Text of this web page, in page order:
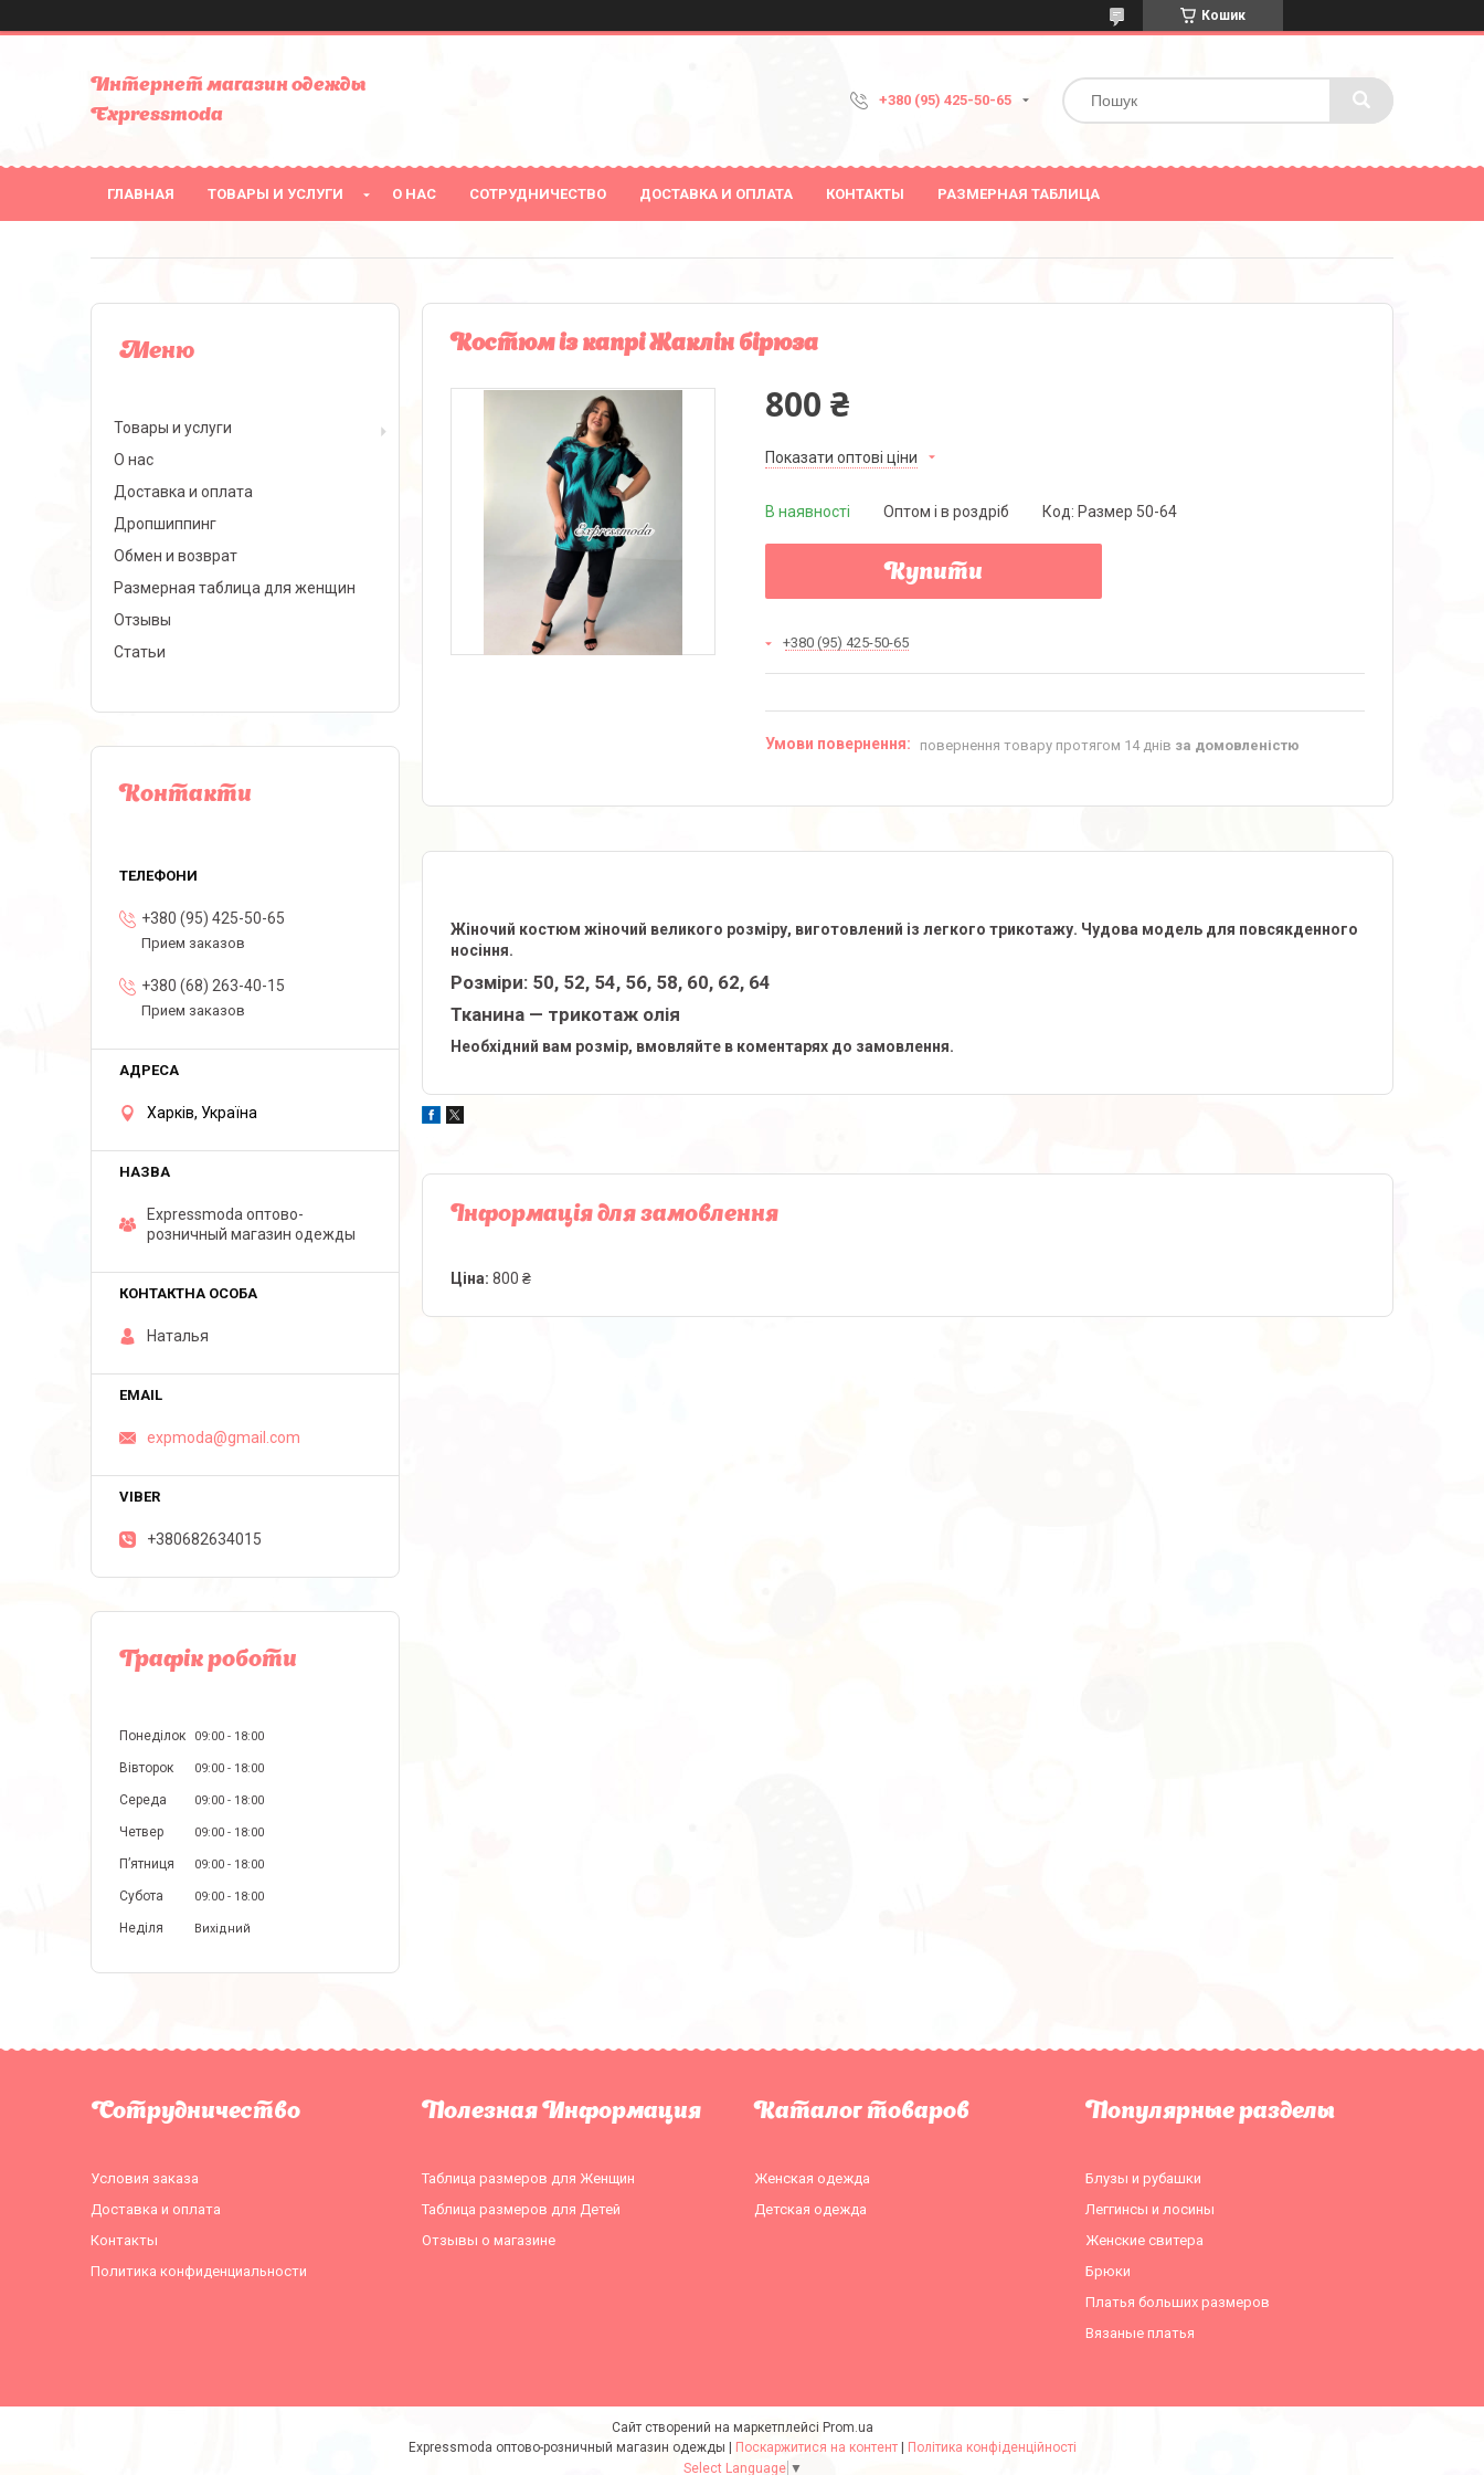
Кошик
Интернет магазин одежды
Expressmoda
+380 (95) 425-50-65
ГЛАВНАЯ ТОВАРЫ И УСЛУГИ О НАС СОТРУДНИЧЕСТВО ДОСТАВКА И ОПЛАТА КОНТАКТЫ РАЗМЕРНАЯ ТАБЛИЦА
Костюм із капрі Жаклін бірюза
800 ₴
Показати оптові ціни
В наявності Оптом і в роздріб Код: Размер 50-64
Купити
+380 (95) 425-50-65
повернення товару протягом 14 днів за домовленістю
Жіночий костюм жіночий великого розміру, виготовлений із легкого трикотажу. Чудова модель для повсякденного
носіння.
Розміри: 50, 52, 54, 56, 58, 60, 62, 64
Тканина — трикотаж олія
Необхідний вам розмір, вмовляйте в коментарях до замовлення.
Інформація для замовлення
Ціна: 800 ₴
Товары и услуги
О нас
Доставка и оплата
Дропшиппинг
Обмен и возврат
Размерная таблица для женщин
Отзывы
Статьи
Контакти
+380 (95) 425-50-65
Прием заказов
+380 (68) 263-40-15
Прием заказов
Харків, Україна
Expressmoda оптово-
розничный магазин одежды
Наталья
expmoda@gmail.com
+380682634015
Графік роботи
Понеділок 09:00 18:00
Вівторок 09:00 18:00
Середа 09:00 18:00
Четвер 09:00 18:00
Пʼятниця 09:00 18:00
Субота 09:00 18:00
Неділя Вихідний
Сотрудничество
Условия заказа
Доставка и оплата
Контакты
Политика конфиденциальности
Полезная Информация
Таблица размеров для Женщин
Таблица размеров для Детей
Отзывы о магазине
Каталог товаров
Женская одежда
Детская одежда
Популярные разделы
Блузы и рубашки
Леггинсы и лосины
Женские свитера
Брюки
Платья больших размеров
Вязаные платья
Сайт створений на маркетплейсі Prom.ua
Поскаржитися на контент
Політика конфіденційності
Select Language ▼